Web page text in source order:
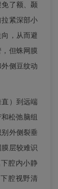
了额、颞
紧深部小
，从而避
但蛛网膜
侧豆纹动
）到远端
松弛脑组
外侧裂垂
层较难识
腔内小静
腔视野清